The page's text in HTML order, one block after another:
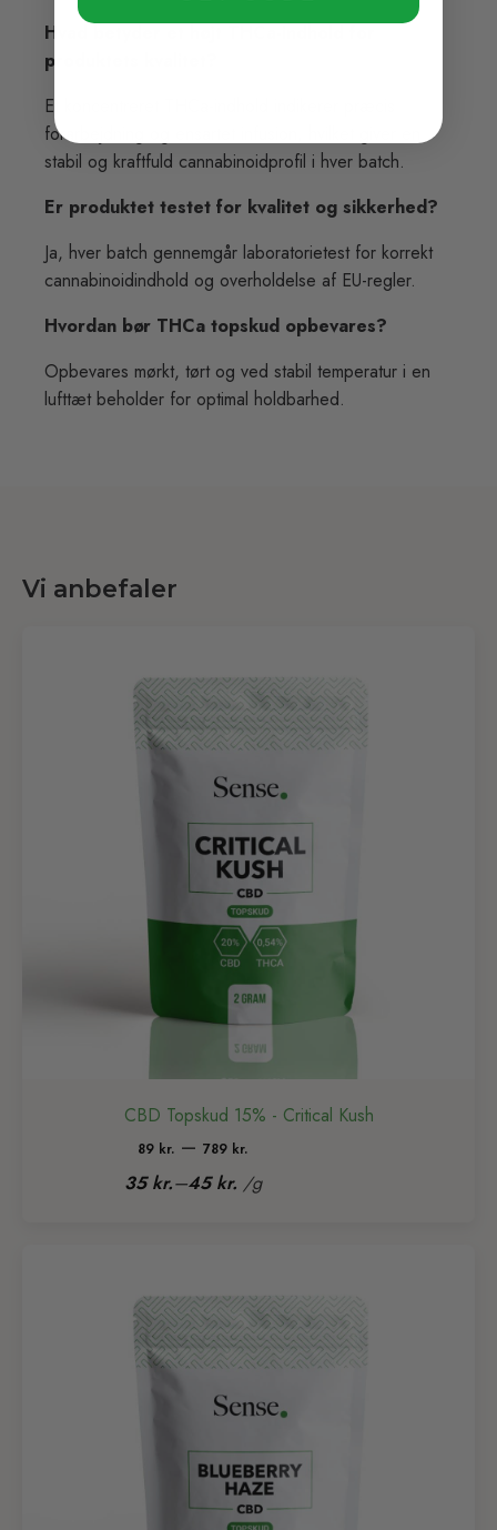
Hvad betyder et højt THCa-indhold for
produktets kvalitet?
Et koncentreret THCa-indhold indikerer præcis
forarbejdning og ensartet infusion, hvilket giver en
stabil og kraftfuld cannabinoidprofil i hver batch.
Er produktet testet for kvalitet og sikkerhed?
Ja, hver batch gennemgår laboratorietest for korrekt
cannabinoidindhold og overholdelse af EU-regler.
Hvordan bør THCa topskud opbevares?
Opbevares mørkt, tørt og ved stabil temperatur i en
lufttæt beholder for optimal holdbarhed.
Vi anbefaler
CBD Topskud 15% - Critical Kush
89 kr. – 789 kr.Prisinterval:
89 kr.
35kr.–45kr. /g